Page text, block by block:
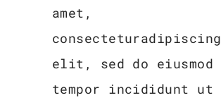
amet,
consecteturadipiscing
elit, sed do eiusmod
tempor incididunt ut